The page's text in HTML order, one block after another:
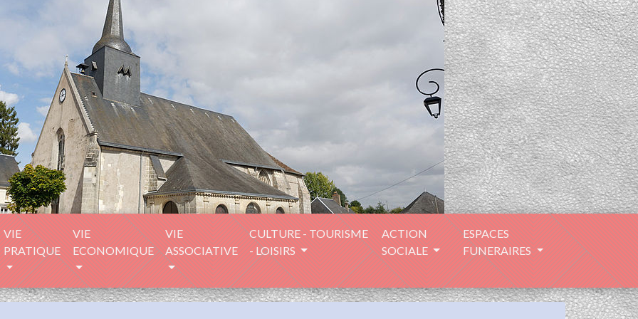
VIE
PRATIQUE
VIE
ECONOMIQUE
VIE
ASSOCIATIVE
CULTURE - TOURISME
- LOISIRS
ACTION
SOCIALE
ESPACES
FUNERAIRES